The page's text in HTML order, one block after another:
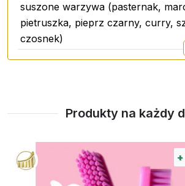
suszone warzywa (pasternak,
pietruszka, pieprz czarny, curry,
czosnek)
Produkty na każdy
+